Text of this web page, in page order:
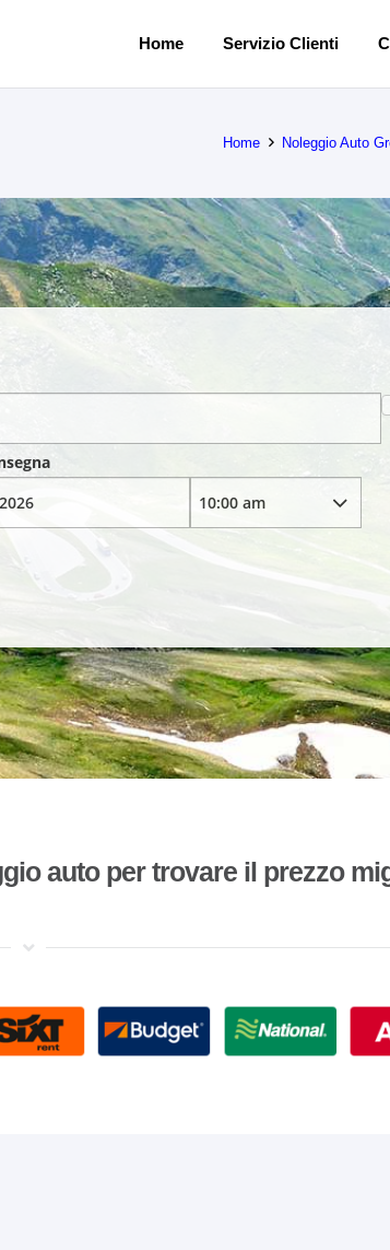
Home Servizio Clienti
Home Noleggio Auto
auto per trovare il prezzo